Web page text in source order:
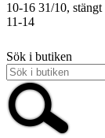
10-16 31/10, stängt
11-14
Sök i butiken